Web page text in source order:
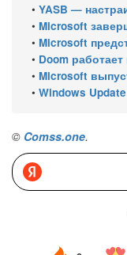
• YASB — настраиваемая строка
• Microsoft завершит поддержку Windows
• Microsoft представила ИИ-
• Doom работает внутри
• Microsoft выпустила
• Windows Update Viewer 0.8.0:
© Comss.one.